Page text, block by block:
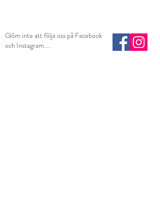
Glöm inte att följa oss på Facebook
och Instagram....